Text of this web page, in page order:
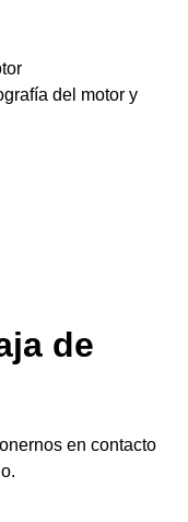
del motor y
de
en contacto